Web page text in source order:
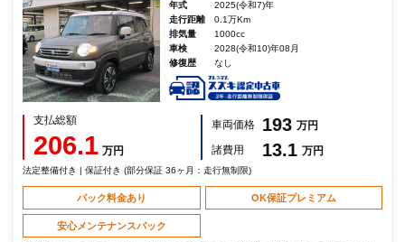
年式
2025(令和7)年
走行距離
0.1万Km
排気量
1000cc
車検
2028(令和10)年08月
修復歴
なし
支払総額
206.1 万円
車両価格 193 万円
諸費用
13.1 万円
法定整備付き | 保証付き (部分保証 36ヶ月：走行無制限)
パック料金あり OK保証プレミアム
安心メンテナンスパック